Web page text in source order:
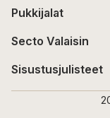
Pukkijalat
Secto Valaisin
Sisustusjulisteet